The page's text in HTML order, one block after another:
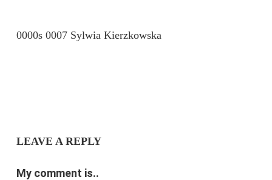
0000s 0007 Sylwia Kierzkowska
LEAVE A REPLY
My comment is..